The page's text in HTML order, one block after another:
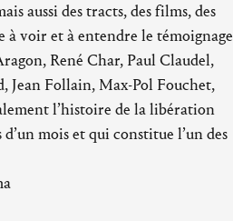
aussi des tracts, des films, des
à voir et à entendre le témoignage
René Char, Paul Claudel,
Jean Follain, Max-Pol Fouchet,
l’histoire de la libération
mois et qui constitue l’un des